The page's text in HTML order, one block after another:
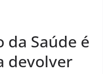
da Saúde é
devolver